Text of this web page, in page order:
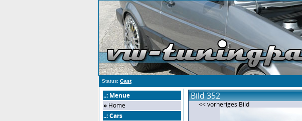
Status: Gast
..: Menue
» Home
..: Cars
Bild 352
<< vorheriges Bild